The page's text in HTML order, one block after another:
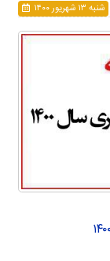
شنبه ۱۳ شهريور ۱۴۰۰